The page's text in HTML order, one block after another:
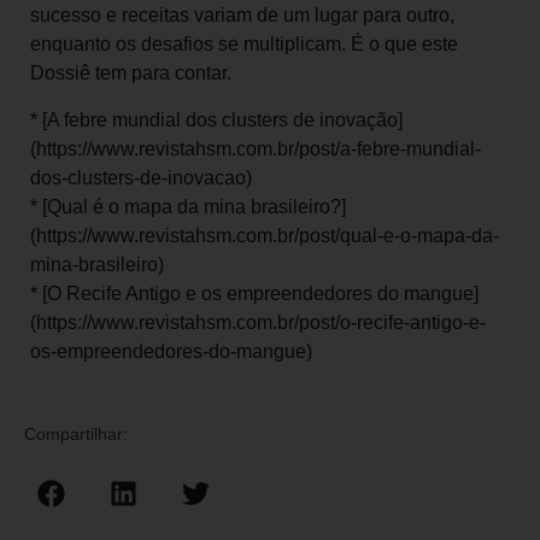
sucesso e receitas variam de um lugar para outro,
enquanto os desafios se multiplicam. É o que este
Dossiê tem para contar.
* [A febre mundial dos clusters de inovação]
(https://www.revistahsm.com.br/post/a-febre-mundial-
dos-clusters-de-inovacao)
* [Qual é o mapa da mina brasileiro?]
(https://www.revistahsm.com.br/post/qual-e-o-mapa-da-
mina-brasileiro)
* [O Recife Antigo e os empreendedores do mangue]
(https://www.revistahsm.com.br/post/o-recife-antigo-e-
os-empreendedores-do-mangue)
Compartilhar: